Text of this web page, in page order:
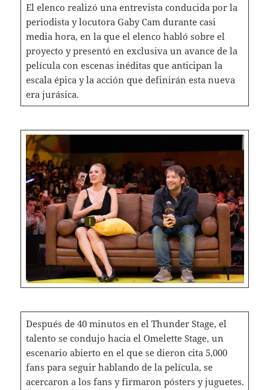
El elenco realizó una entrevista conducida por la
periodista y locutora Gaby Cam durante casi
media hora, en la que el elenco habló sobre el
proyecto y presentó en exclusiva un avance de la
película con escenas inéditas que anticipan la
escala épica y la acción que definirán esta nueva
era jurásica.
Después de 40 minutos en el Thunder Stage, el
talento se condujo hacia el Omelette Stage, un
escenario abierto en el que se dieron cita 5,000
fans para seguir hablando de la película, se
acercaron a los fans y firmaron pósters y juguetes.